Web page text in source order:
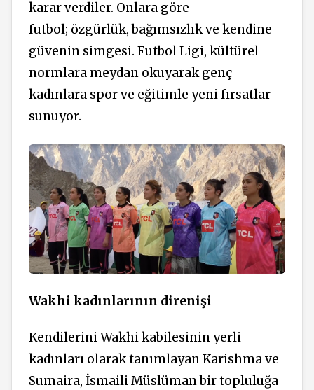
karar verdiler. Onlara göre
futbol; özgürlük, bağımsızlık ve kendine
güvenin simgesi. Futbol Ligi, kültürel
normlara meydan okuyarak genç
kadınlara spor ve eğitimle yeni fırsatlar
sunuyor.
Wakhi kadınlarının direnişi
Kendilerini Wakhi kabilesinin yerli
kadınları olarak tanımlayan Karishma ve
Sumaira, İsmaili Müslüman bir topluluğa